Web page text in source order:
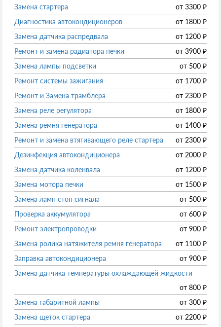
Замена стартера
от 3300 ₽
Диагностика автокондиционеров
от 1800 ₽
Замена датчика распредвала
от 1200 ₽
Ремонт и замена радиатора печки
от 3900 ₽
Замена лампы подсветки
от 500 ₽
Ремонт системы зажигания
от 1700 ₽
Ремонт и Замена трамблера
от 2300 ₽
Замена реле регулятора
от 1800 ₽
Замена ремня генератора
от 1400 ₽
Ремонт и замена втягивающего реле стартера
от 2300 ₽
Дезинфекция автокондиционера
от 2000 ₽
Замена датчика коленвала
от 1200 ₽
Замена мотора печки
от 1500 ₽
Замена ламп стоп сигнала
от 500 ₽
Проверка аккумулятора
от 600 ₽
Ремонт электропроводки
от 900 ₽
Замена ролика натяжителя ремня генератора
от 1100 ₽
Заправка автокондиционера
от 900 ₽
Замена датчика температуры охлаждающей жидкости
от 800 ₽
Замена габаритной лампы
от 300 ₽
Замена щеток стартера
от 2200 ₽